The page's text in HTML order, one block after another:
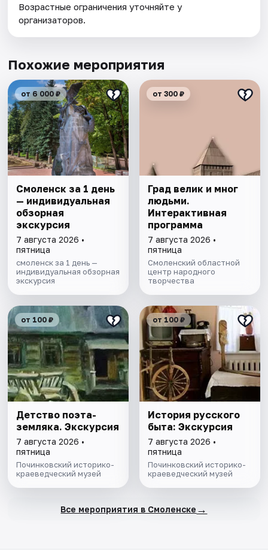
Возрастные ограничения уточняйте у
организаторов.
Похожие мероприятия
от 6 000 ₽
Смоленск за 1 день
— индивидуальная
обзорная
экскурсия
7 августа 2026 •
пятница
смоленск за 1 день —
индивидуальная обзорная
экскурсия
от 300 ₽
Град велик и мног
людьми.
Интерактивная
программа
7 августа 2026 •
пятница
Смоленский областной
центр народного
творчества
от 100 ₽
Детство поэта-
земляка. Экскурсия
7 августа 2026 •
пятница
Починковский историко-
краеведческий музей
от 100 ₽
История русского
быта: Экскурсия
7 августа 2026 •
пятница
Починковский историко-
краеведческий музей
Все мероприятия в Смоленске →